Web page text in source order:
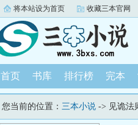
将本站设为首页 收藏三本官网
首页 书库 排行榜 完本
您当前的位置： 三本小说 -> 见诡法